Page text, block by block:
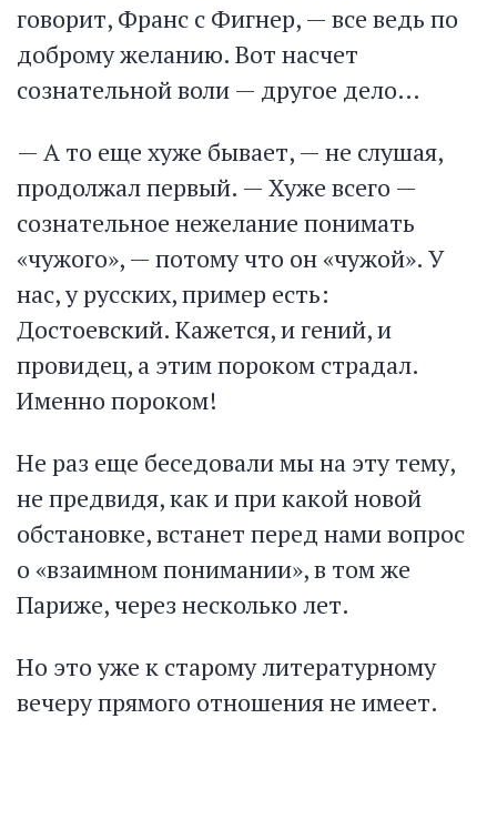
говорит, Франс с Фигнер, — все ведь по
доброму желанию. Вот насчет
сознательной воли — другое дело…
— А то еще хуже бывает, — не слушая,
продолжал первый. — Хуже всего —
сознательное нежелание понимать
«чужого», — потому что он «чужой». У
нас, у русских, пример есть:
Достоевский. Кажется, и гений, и
провидец, а этим пороком страдал.
Именно пороком!
Не раз еще беседовали мы на эту тему,
не предвидя, как и при какой новой
обстановке, встанет перед нами вопрос
о «взаимном понимании», в том же
Париже, через несколько лет.
Но это уже к старому литературному
вечеру прямого отношения не имеет.